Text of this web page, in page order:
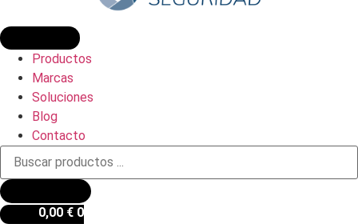
Productos
Marcas
Soluciones
Blog
Contacto
Búsqueda
productos
0,00 € 0